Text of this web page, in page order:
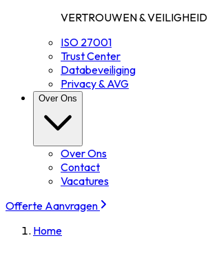
VERTROUWEN & VEILIGHEID
ISO 27001
Trust Center
Databeveiliging
Privacy & AVG
Over Ons
Over Ons
Contact
Vacatures
Offerte Aanvragen
Home